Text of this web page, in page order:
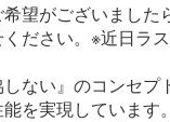
望がございました
ださい。※近日ラ
しない』のコンセプ
を実現しています